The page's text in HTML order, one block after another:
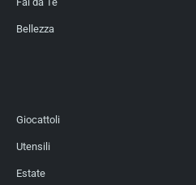
Bellezza
Giocattoli
Utensili
Estate